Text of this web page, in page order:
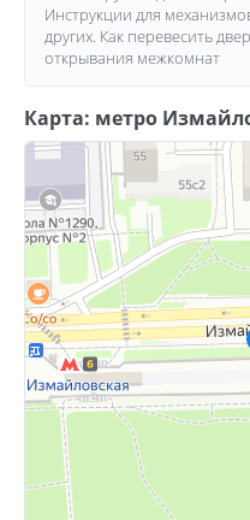
Инструкции для
других. Как перевесить
открывания межкомнат
Карта: метро